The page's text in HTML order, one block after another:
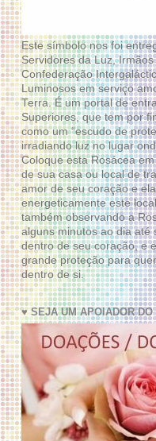
Este símbolo nos foi
Servidores da Luz,
Confederação
Luminosos em serviço
Terra. É um portal de
Superiores, que tem por
como um “escudo de
irradiando luz no lugar
Coloque esta Rosácea
de sua casa ou local de
amor de seu coração e
energeticamente este
também observando a
alguns minutos ao dia até
dentro de seu coração, e
grande proteção para
dentro de si.
♥ SEJA UM APOIADOR